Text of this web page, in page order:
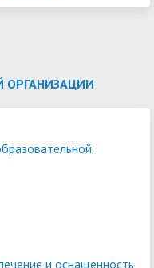
ОРГАНИЗАЦИИ
и оснащенность